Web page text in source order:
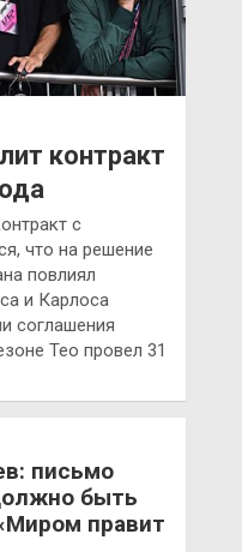
контракт
с
что на решение
повлиял
и Карлоса
соглашения
Тео провел 31
письмо
быть
правит